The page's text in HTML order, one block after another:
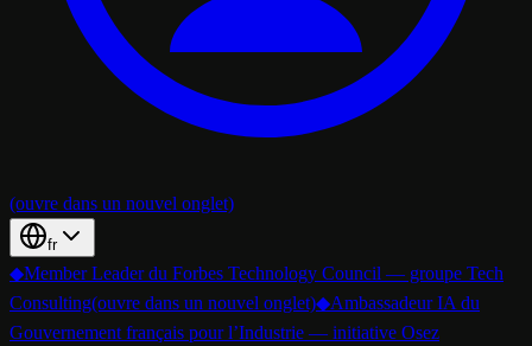
(ouvre dans un nouvel onglet)
fr
◆Member Leader du Forbes Technology Council — groupe Tech
Consulting(ouvre dans un nouvel onglet)◆Ambassadeur IA du
Gouvernement français pour l’Industrie — initiative Osez